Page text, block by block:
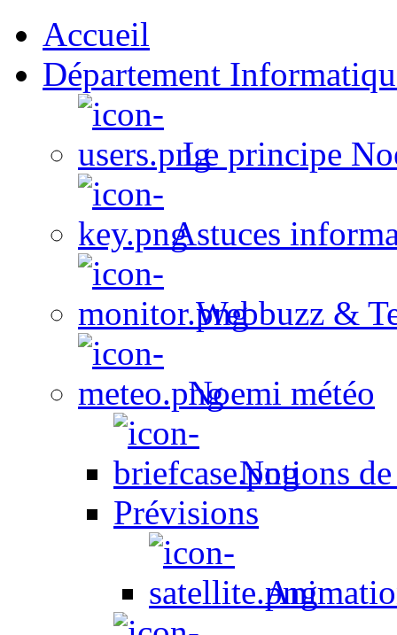
Accueil
Département
Le principe
Astuces
Webbuzz &
Noemi météo
Notions
Prévisions